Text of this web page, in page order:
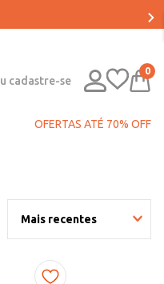
cadastre-se
0
OFERTAS ATÉ 70% OFF
Mais recentes